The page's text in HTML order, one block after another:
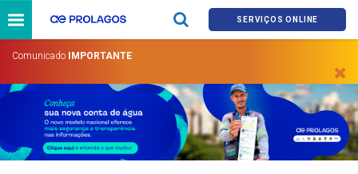
SERVIÇOS ONLINE
Comunicado IMPORTANTE